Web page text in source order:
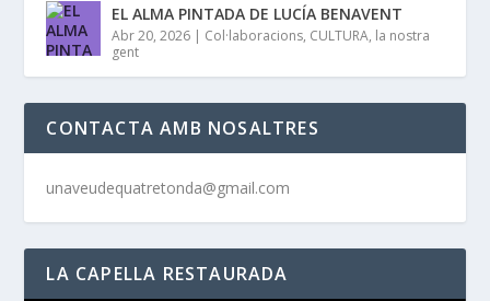
EL ALMA PINTADA DE LUCÍA BENAVENT
Abr 20, 2026 | Col·laboracions, CULTURA, la nostra
gent
CONTACTA AMB NOSALTRES
unaveudequatretonda@gmail.com
LA CAPELLA RESTAURADA